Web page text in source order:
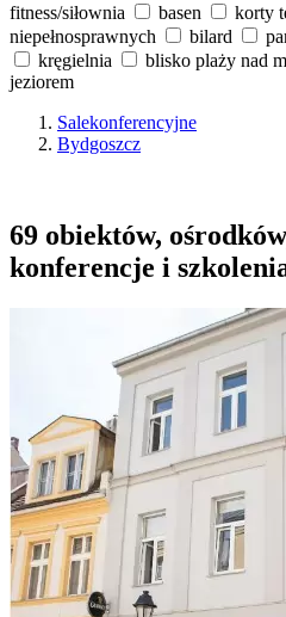
fitness/siłownia
basen korty
niepełnosprawnych
bilard
kręgielnia
blisko plaży nad
jeziorem
Salekonferencyjne
Bydgoszcz
69 obiektów,
konferencje i